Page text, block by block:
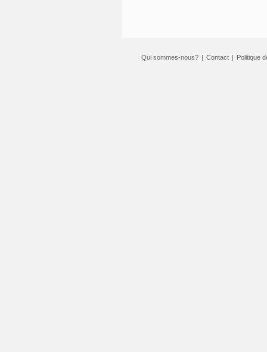
Qui sommes-nous? | Contact | Politique